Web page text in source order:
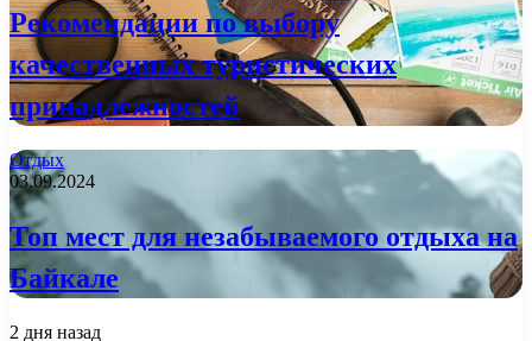
Рекомендации по выбору
качественных туристических
принадлежностей
Отдых
03.09.2024
Топ мест для незабываемого отдыха на
Байкале
2 дня назад